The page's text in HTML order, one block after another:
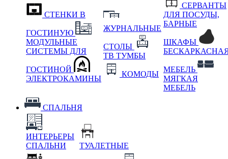
СТЕНКИ В
ГОСТИНУЮ
МОДУЛЬНЫЕ
СИСТЕМЫ ДЛЯ
ГОСТИНОЙ
ЭЛЕКТРОКАМИНЫ
ЖУРНАЛЬНЫЕ
СТОЛЫ
ТВ ТУМБЫ
КОМОДЫ
СЕРВАНТЫ
ДЛЯ ПОСУДЫ,
БАРНЫЕ
ШКАФЫ
МЕБЕЛЬ
МЯГКАЯ
МЕБЕЛЬ
СПАЛЬНЯ
ИНТЕРЬЕРЫ
СПАЛЬНИ
ТУАЛЕТНЫЕ